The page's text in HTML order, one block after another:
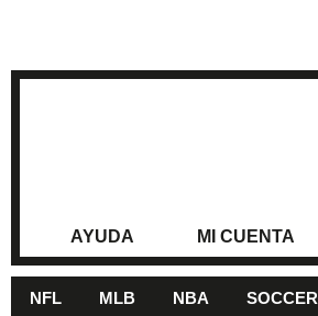
AYUDA MI CUENTA
NFL MLB NBA SOCCER